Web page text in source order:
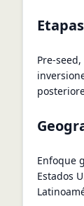
Pre-
Enfoque
Estados